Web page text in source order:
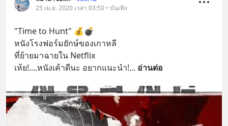
25 เม.ย. 2020 เวลา 03:50 • บันเทิง
"Time to Hunt" 💰💣
หนังโรงฟอร์มยักษ์ของเกาหลี
ที่ย้ายมาฉายใน Netflix
เห้ย!....หนังเค้าดีนะ อยากแนะนำ!... อ่านต่อ